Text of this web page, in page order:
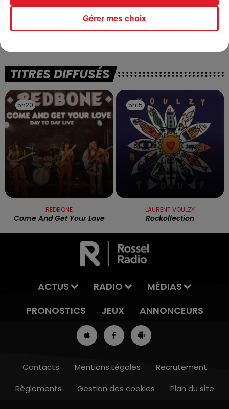
13h00 - 16h00
13 juillet 2026
WINGLES: UN JEUNE PERD LA VIE, NOYÉ À
LA BASE DE LOISIRS
TITRES DIFFUSÉS
5h20
5h20
REDBONE
Come And Get Your Love
5h15
5h15
LAURENT VOULZY
Rockollection
ACTUS RADIO
MÉDIAS
PRONOSTICS
JEUX ANNONCEURS
Contacts Mentions Légales
Recrutement
Règlements
Gestion des cookies Plan du site
Gérer mes choix